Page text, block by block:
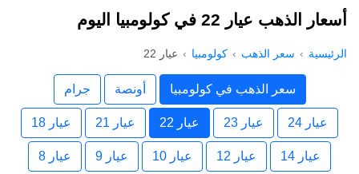
أسعار الذهب عيار 22 في كولومبيا اليوم
الرئيسية سعر الذهب كولومبيا عيار 22
سعر الذهب في كولومبيا أونصة جرام
عيار 24 عيار 23 عيار 22 عيار 21 عيار 18
عيار 14 عيار 12 عيار 10 عيار 9 عيار 8